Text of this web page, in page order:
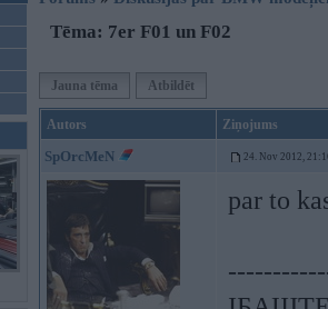
Tēma: 7er F01 un F02
Jauna tēma Atbildēt
Autors Ziņojums
SpOrcMeN 24. Nov 2012,
par to